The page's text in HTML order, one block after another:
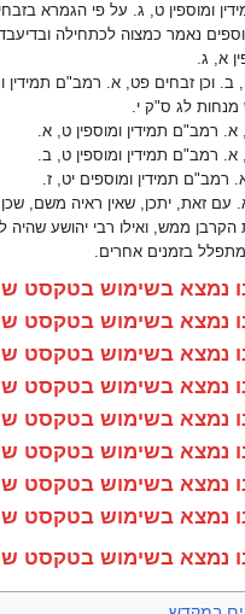
ומוספין ט, ג. על פי הגמרא
נאמר כמצוה לכתחילה
א, ג.
וכן זבחים פט, א. רמב"ם תמידין
מנחות לג ס"ק י.
רמב"ם תמידין ומוספין ט, א.
רמב"ם תמידין ומוספין ט, ב.
רמב"ם תמידין ומוספים יט, ז.
עם זאת, יתכן, שאין ראיה משם,
ממש, ואילו רבי יהושע שהיה
בזמנים אחרים.
נמצא בשימוש בטקסט
נמצא בשימוש בטקסט
נמצא בשימוש בטקסט
נמצא בשימוש בטקסט
נמצא בשימוש בטקסט
נמצא בשימוש בטקסט
נמצא בשימוש בטקסט
נמצא בשימוש בטקסט
נמצא בשימוש בטקסט